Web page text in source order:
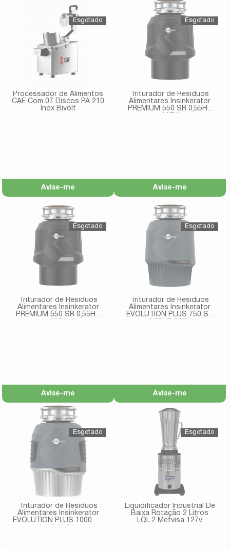
Processador de Alimentos
CAF Com 07 Discos PA 210
Inox Bivolt
Avise-me
Triturador de Resíduos
Alimentares Insinkerator
PREMIUM 550 SR 0,55HP
Avise-me
Triturador de Resíduos
Alimentares Insinkerator
PREMIUM 550 SR 0,55HP
Avise-me
Triturador de Resíduos
Alimentares Insinkerator
EVOLUTION PLUS 750 SR
Avise-me
Triturador de Resíduos
Alimentares Insinkerator
EVOLUTION PLUS 1000 SR
Liquidificador Industrial De
Baixa Rotação 2 Litros
LQL.2 Metvisa 127v